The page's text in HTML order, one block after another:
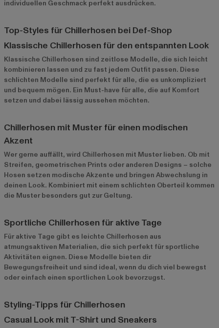
individuellen Geschmack perfekt ausdrücken.
Top-Styles für Chillerhosen bei Def-Shop
Klassische Chillerhosen für den entspannten Look
Klassische Chillerhosen sind zeitlose Modelle, die sich leicht
kombinieren lassen und zu fast jedem Outfit passen. Diese
schlichten Modelle sind perfekt für alle, die es unkompliziert
und bequem mögen. Ein Must-have für alle, die auf Komfort
setzen und dabei lässig aussehen möchten.
Chillerhosen mit Muster für einen modischen
Akzent
Wer gerne auffällt, wird Chillerhosen mit Muster lieben. Ob mit
Streifen, geometrischen Prints oder anderen Designs – solche
Hosen setzen modische Akzente und bringen Abwechslung in
deinen Look. Kombiniert mit einem schlichten Oberteil kommen
die Muster besonders gut zur Geltung.
Sportliche Chillerhosen für aktive Tage
Für aktive Tage gibt es leichte Chillerhosen aus
atmungsaktiven Materialien, die sich perfekt für sportliche
Aktivitäten eignen. Diese Modelle bieten dir
Bewegungsfreiheit und sind ideal, wenn du dich viel bewegst
oder einfach einen sportlichen Look bevorzugst.
Styling-Tipps für Chillerhosen
Casual Look mit T-Shirt und Sneakers